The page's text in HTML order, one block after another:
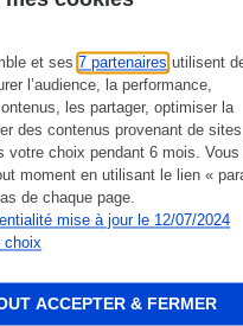
et ses7 partenaires utilisent
l’audience, la performance,
les partager, optimiser la
des contenus provenant de
votre choix pendant 6 mois. Vous
moment en utilisant le lien «
de chaque page.
mise à jour le 12/07/2024
choix
ACCEPTER & FERMER
zéro déchet